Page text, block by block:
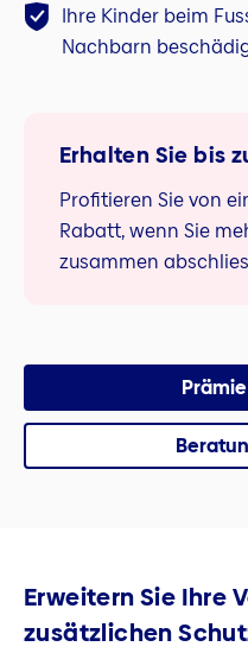
Ihre Kinder beim
Nachbarn
Erhalten Sie bis
Profitieren Sie von
Rabatt, wenn Sie
zusammen
Erweitern Sie Ihre
zusätzlichen